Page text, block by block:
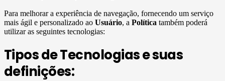
Para melhorar a experiência de navegação, fornecendo um serviço
mais ágil e personalizado ao Usuário, a Política também poderá
utilizar as seguintes tecnologias:
Tipos de Tecnologias e suas
definições: